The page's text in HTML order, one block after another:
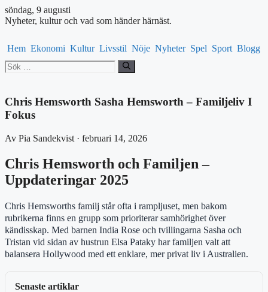
söndag, 9 augusti
Nyheter, kultur och vad som händer härnäst.
Hem Ekonomi Kultur Livsstil Nöje Nyheter Spel Sport Blogg
Sök
efter:
Chris Hemsworth Sasha Hemsworth – Familjeliv I
Fokus
Av Pia Sandekvist · februari 14, 2026
Chris Hemsworth och Familjen –
Uppdateringar 2025
Chris Hemsworths familj står ofta i rampljuset, men bakom
rubrikerna finns en grupp som prioriterar samhörighet över
kändisskap. Med barnen India Rose och tvillingarna Sasha och
Tristan vid sidan av hustrun Elsa Pataky har familjen valt att
balansera Hollywood med ett enklare, mer privat liv i Australien.
Senaste artiklar